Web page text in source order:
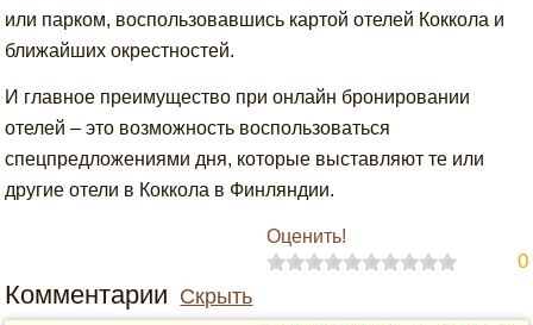
или парком, воспользовавшись картой отелей Коккола и
ближайших окрестностей.
И главное преимущество при онлайн бронировании
отелей – это возможность воспользоваться
спецпредложениями дня, которые выставляют те или
другие отели в Коккола в Финляндии.
Оценить!
0
Комментарии Скрыть